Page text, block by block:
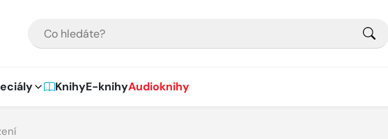
KnihyE-knihyAudioknihy